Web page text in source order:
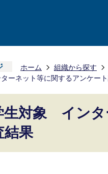
ホーム 組織から探す
ーネット等に関するアンケー
生対象 インタ
結果